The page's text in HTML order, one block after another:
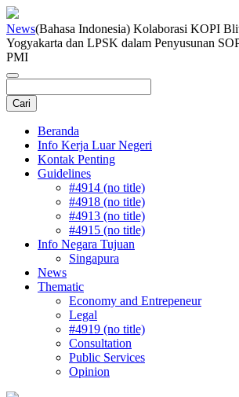
News(Bahasa Indonesia) Kolaborasi KOPI
Yogyakarta dan LPSK dalam Penyusunan
PMI
Beranda
Info Kerja Luar Negeri
Kontak Penting
Guidelines
#4914 (no title)
#4918 (no title)
#4913 (no title)
#4915 (no title)
Info Negara Tujuan
Singapura
News
Thematic
Economy and Entrepeneur
Legal
#4919 (no title)
Consultation
Public Services
Opinion